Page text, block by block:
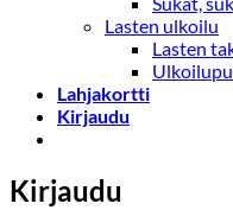
Lasten ulkoilu
Lasten
Lahjakortti
Kirjaudu
Kirjaudu